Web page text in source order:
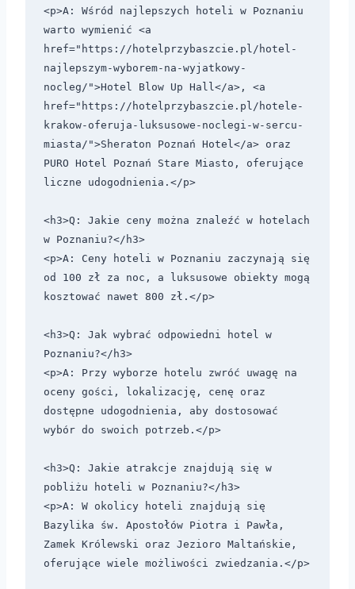
<p>A: Wśród najlepszych hoteli w Poznaniu
warto wymienić <a
href="https://hotelprzybaszcie.pl/hotel-
najlepszym-wyborem-na-wyjatkowy-
nocleg/">Hotel Blow Up Hall</a>, <a
href="https://hotelprzybaszcie.pl/hotele-
krakow-oferuja-luksusowe-noclegi-w-sercu-
miasta/">Sheraton Poznań Hotel</a> oraz
PURO Hotel Poznań Stare Miasto, oferujące
liczne udogodnienia.</p>
<h3>Q: Jakie ceny można znaleźć w hotelach
w Poznaniu?</h3>
<p>A: Ceny hoteli w Poznaniu zaczynają się
od 100 zł za noc, a luksusowe obiekty mogą
kosztować nawet 800 zł.</p>
<h3>Q: Jak wybrać odpowiedni hotel w
Poznaniu?</h3>
<p>A: Przy wyborze hotelu zwróć uwagę na
oceny gości, lokalizację, cenę oraz
dostępne udogodnienia, aby dostosować
wybór do swoich potrzeb.</p>
<h3>Q: Jakie atrakcje znajdują się w
pobliżu hoteli w Poznaniu?</h3>
<p>A: W okolicy hoteli znajdują się
Bazylika św. Apostołów Piotra i Pawła,
Zamek Królewski oraz Jezioro Maltańskie,
oferujące wiele możliwości zwiedzania.</p>